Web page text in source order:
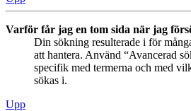
Varför får jag en tom sida när jag
Din sökning resulterade i för
att hantera. Använd “Avancerad
specifik med termerna och med
sökas i.
Upp